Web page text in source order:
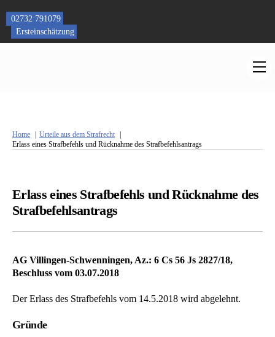
content
02732 791079
Ersteinschätzung
Home
Urteile aus dem Strafrecht
Erlass eines Strafbefehls und Rücknahme des Strafbefehlsantrags
Erlass eines Strafbefehls und Rücknahme des
Strafbefehlsantrags
AG Villingen-Schwenningen, Az.: 6 Cs 56 Js 2827/18,
Beschluss vom 03.07.2018
Der Erlass des Strafbefehls vom 14.5.2018 wird abgelehnt.
Gründe